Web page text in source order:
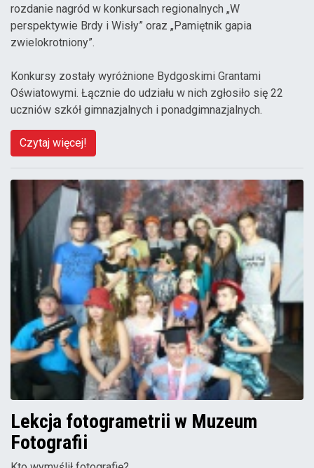
rozdanie nagród w konkursach regionalnych „W
perspektywie Brdy i Wisły” oraz „Pamiętnik gapia
zwielokrotniony”.
Konkursy zostały wyróżnione Bydgoskimi Grantami
Oświatowymi. Łącznie do udziału w nich zgłosiło się 22
uczniów szkół gimnazjalnych i ponadgimnazjalnych.
Czytaj więcej!
Lekcja fotogrametrii w Muzeum
Fotografii